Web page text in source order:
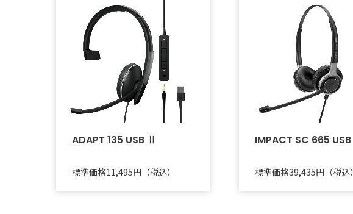
ADAPT 135 USB Ⅱ
標準価格11,495円（税込）
IMPACT SC 665 USB
標準価格39,435円（税込）